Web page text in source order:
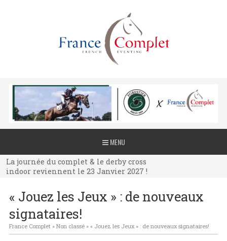
MENU
La journée du complet & le derby cross
indoor reviennent le 23 Janvier 2027 !
La journée du complet & le derby cross
indoor reviennent le 23 Janvier 2027 !
indoor reviennent le 23 Janvier 2027 !
« Jouez les Jeux » : de nouveaux
signataires!
France Complet» Non classé» « Jouez les Jeux » : de nouveaux signataires!